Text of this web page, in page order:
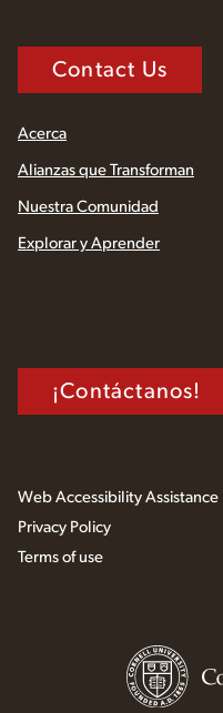
Contact Us
Acerca
Alianzas que Transforman
Nuestra Comunidad
Explorar y Aprender
¡Contáctanos!
Web Accessibility Assistance
Privacy Policy
Terms of use